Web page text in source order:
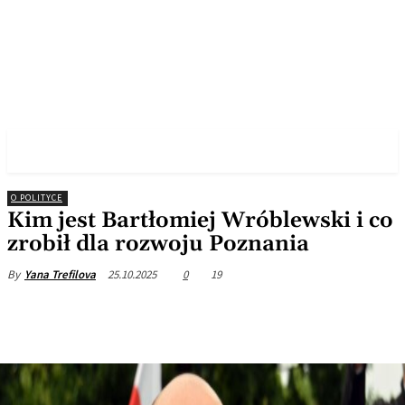
O POLITYCE
Kim jest Bartłomiej Wróblewski i co
zrobił dla rozwoju Poznania
By Yana Trefilova 25.10.2025 0 19